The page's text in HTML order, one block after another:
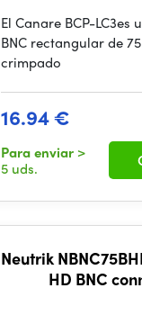
El Canare BCP-LC3es
BNC rectangular de
crimpado
16.94 €
Para enviar >
5 uds.
Neutrik
HD BNC